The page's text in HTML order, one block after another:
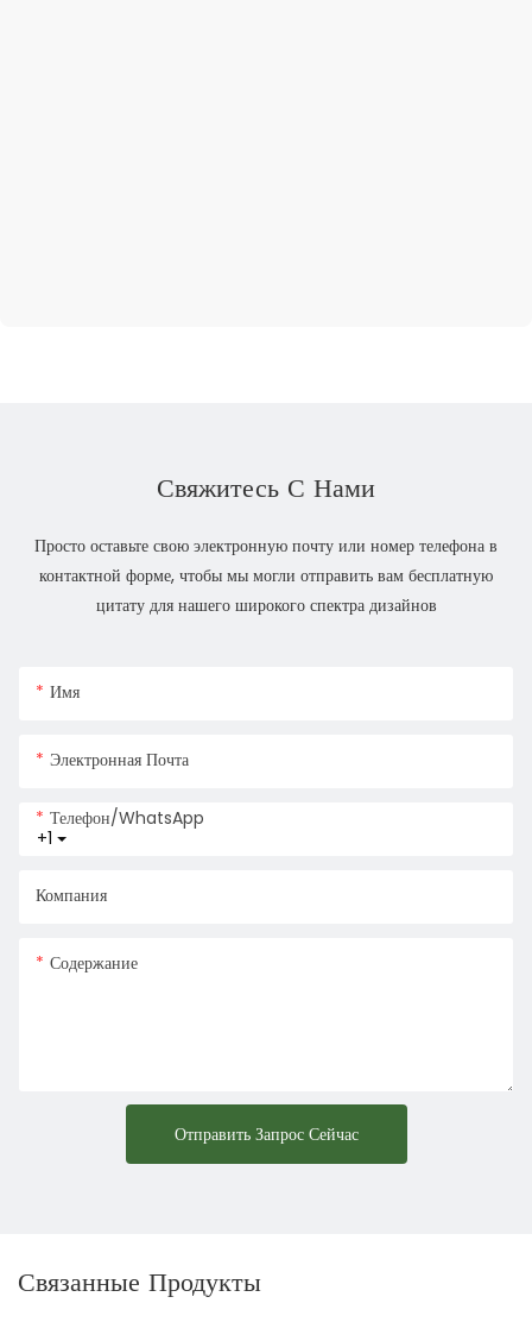
Свяжитесь С Нами
Просто оставьте свою электронную почту или номер телефона в
контактной форме, чтобы мы могли отправить вам бесплатную
цитату для нашего широкого спектра дизайнов
Имя
Электронная Почта
+1
Телефон/WhatsApp
Компания
Содержание
Отправить Запрос Сейчас
Связанные Продукты